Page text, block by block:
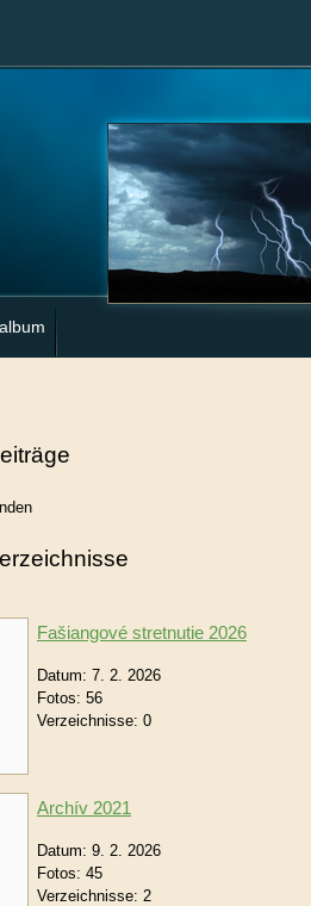
Fašiangové stretnutie 2026
Datum: 7. 2. 2026
Fotos: 56
Verzeichnisse: 0
Archív 2021
Datum: 9. 2. 2026
Fotos: 45
Verzeichnisse: 2